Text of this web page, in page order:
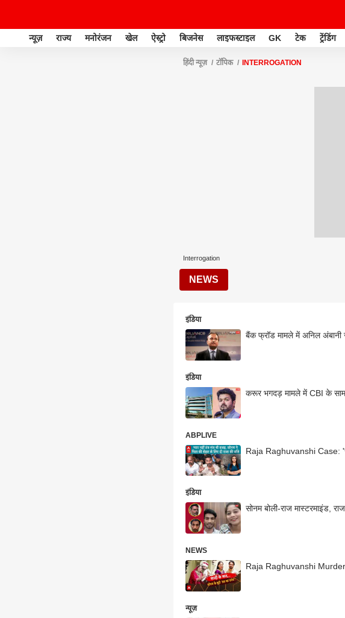
न्यूज़ राज्य मनोरंजन खेल ऐस्ट्रो बिजनेस लाइफस्टाइल GK टेक ट्रेंडिंग
हिंदी न्यूज़ टॉपिक INTERROGATION
Interrogation
NEWS
इंडिया
बैंक फ्रॉड मामले में अनिल
इंडिया
करूर भगदड़ मामले में CBI के
ABPLIVE
Raja Raghuvanshi Case:
इंडिया
सोनम बोली-राज मास्टरमाइंड,
NEWS
Raja Raghuvanshi
न्यूज़